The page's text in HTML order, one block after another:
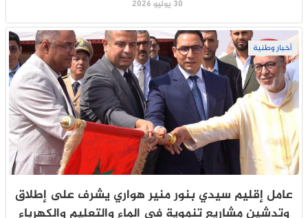
30 يوليو 2026
أخبار وطنية
عامل إقليم سيدي بنور منير هواري يشرف على إطلاق
وتدشين مشاريع تنموية في الماء والتعليم والكهرباء